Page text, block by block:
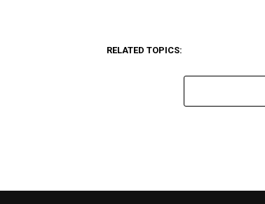
RELATED TOPICS: